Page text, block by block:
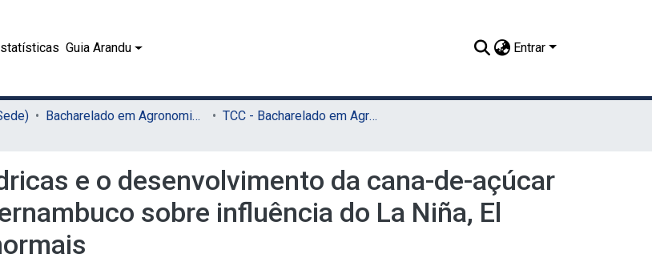
Guia Arandu Entrar
Bacharelado em Agronomia (Sede)
TCC - Bacharelado em Agronomia (Sede)
e o desenvolvimento da cana-de-açúcar
sobre influência do La Niña, El